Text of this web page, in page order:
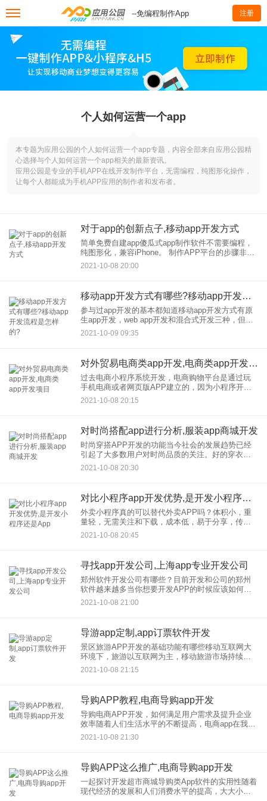
--免编程制作App 注册
个人如何运营一个app
本专题为应用公园的个人如何运营一个app专题，内容全部来自应用公园精
心选择与个人如何运营一个app相关的最新资讯。
应用公园是专业的手机APP在线开发制作平台，无需编程，纯图形化操作，
让每个人都能成为手机APP应用的制作者和发布者。
对于app的创新点子,移动app开发方式
简单免费自建app傻瓜式app制作软件不需要编程，
纯图形化，兼容iPhone。 制作APP平台的步骤非常
简单： 1.选择模板，填写APP基本信息，如名称、
图标等。 2.编辑模板进入模
2021-10-08 20:00
移动app开发方式有哪些?移动app开发流程是怎样的?
参与过app开发的基本都知道移动app开发方式有原
生app开发，web app开发和混合式开发三种，但移
2021-10-09 09:35
对外贸易电商类app开发,电商类app开发项目
过去电商小程序系统开发，电商购物平台是通过玩
手机电商或者网页版APP建立的，因为小程序开发
成本低，入口多，顾客快。此外，其强大的功能堪
比APP，用户体验优于H5，交易方式更便捷。我们
2021-10-08 20:15
对时尚搭配app进行分析,服装app商城开发
时尚穿搭APP开发的功能当今社会的发展趋势已经
引起了大多数用户对时尚品质的关注。好的穿衣打
扮可以大大提升一个人的气场和外貌，这也让人们
注意到穿衣服的必要性。互联网时代，服装搭配
2021-10-08 20:30
对比小程序app开发优势,是开发小程序还是App
外卖小程序真的可以替代外卖APP吗？体积小，重
量轻，无需关注和下载，成本低，易于分享，传播
速度快。是外卖，成为平台创业者的较佳选择之
一，也被认为是外卖APP的替代品。但是，外卖能
2021-10-08 20:45
寻找app开发公司,上海app专业开发公司
郑州软件开发公司有哪些？目前开发和公司的郑州
软件越来越多当你想要开发APP的时候应该如何在
开发和公司？找到和选择郑州APP建议大家可以通
过以下渠道查询了解一下/什么是公司，开发？的郑
2021-10-08 21:00
导游app定制,app订票软件开发
景区旅游APP开发的基础功能有哪些移动互联网大
环境下，旅游以互联网为主，移动旅游市场持续升
温，用户数量稳步增长。与此同时，越来越多的旅
游业加入这个大家庭。将专业旅游应用连接并添加
2021-10-08 21:15
导购APP教程,电商导购app开发
导购电商APP开发，如何满足用户需求及提升企业
效率随着人们生活水平的不断提高，电商app在我们
的生活中不断涌现，而受互联网发展的影响，电商
软件也形成了一定的品类，方便用户根据实际需求
2021-10-08 21:30
导购APP这么推广,电商导购app开发
一起探讨开发超市商城导购类App软件的实用性随着
现代经济的发展和人们消费水平的提高，大大小小